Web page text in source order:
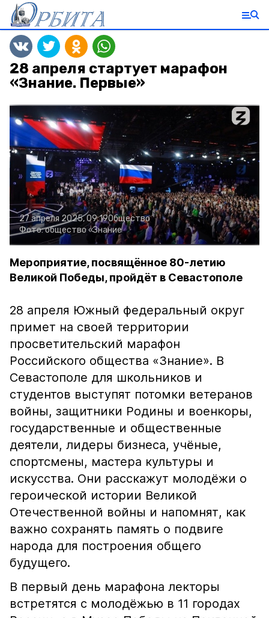
28 апреля стартует марафон
«Знание. Первые»
27 апреля 2025, 09:19Общество
Фото:общество «Знание
Мероприятие, посвящённое 80-летию
Великой Победы, пройдёт в Севастополе
28 апреля Южный федеральный округ
примет на своей территории
просветительский марафон
Российского общества «Знание». В
Севастополе для школьников и
студентов выступят потомки ветеранов
войны, защитники Родины и военкоры,
государственные и общественные
деятели, лидеры бизнеса, учёные,
спортсмены, мастера культуры и
искусства. Они расскажут молодёжи о
героической истории Великой
Отечественной войны и напомнят, как
важно сохранять память о подвиге
народа для построения общего
будущего.
В первый день марафона лекторы
встретятся с молодёжью в 11 городах